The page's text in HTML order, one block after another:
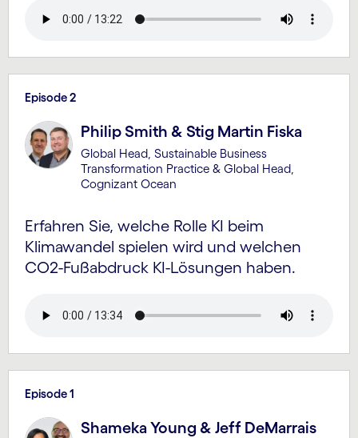
Episode 2
Philip Smith & Stig Martin Fiska
Global Head, Sustainable Business
Transformation Practice & Global Head,
Cognizant Ocean
Erfahren Sie, welche Rolle KI beim
Klimawandel spielen wird und welchen
CO2-Fußabdruck KI-Lösungen haben.
Episode 1
Shameka Young & Jeff DeMarrais